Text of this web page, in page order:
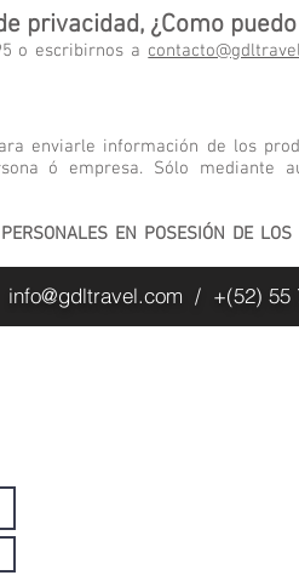
privacidad, ¿Como
o escribirnos a
enviarle información de los
ó empresa. Sólo mediante
EN POSESIÓN DE
info@gdltravel.com / +(52) 55